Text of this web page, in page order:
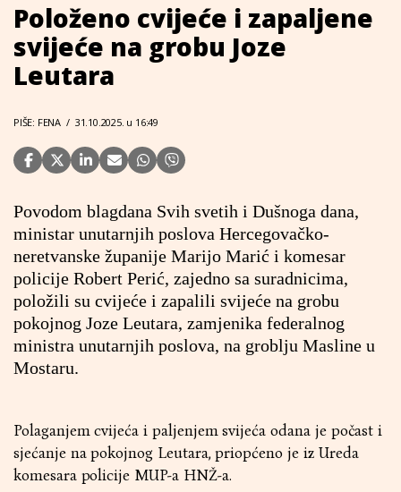
Položeno cvijeće i zapaljene
svijeće na grobu Joze
Leutara
PIŠE: FENA / 31.10.2025. u 16:49
Povodom blagdana Svih svetih i Dušnoga dana,
ministar unutarnjih poslova Hercegovačko-
neretvanske županije Marijo Marić i komesar
policije Robert Perić, zajedno sa suradnicima,
položili su cvijeće i zapalili svijeće na grobu
pokojnog Joze Leutara, zamjenika federalnog
ministra unutarnjih poslova, na groblju Masline u
Mostaru.
Polaganjem cvijeća i paljenjem svijeća odana je počast i
sjećanje na pokojnog Leutara, priopćeno je iz Ureda
komesara policije MUP-a HNŽ-a.